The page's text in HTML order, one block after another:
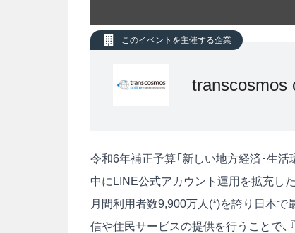
このイベントを主催する企業
transcosmos
令和6年補正予算「新しい地方経済･生
中にLINE公式アカウント運用を拡充し
月間利用者数9,900万人(*)を誇り日本で
信や住民サービスの提供を行うことで